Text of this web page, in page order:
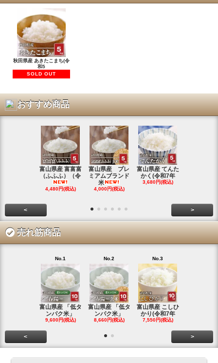
秋田県産 あきたこまち(令
和5
SOLD OUT
おすすめ商品
富山県産 富富富
（ふふふ）（令
4,480円(税込)
富山県産 プレ
ミアムブランド
米
4,000円(税込)
富山県産 てんた
かく(令和7年
3,680円(税込)
< >
売れ筋商品
No.1
富山県産 「低タ
ンパク米」
9,600円(税込)
No.2
富山県産 「低タ
ンパク米」
8,660円(税込)
No.3
富山県産 こしひ
かり(令和7年
7,550円(税込)
< >